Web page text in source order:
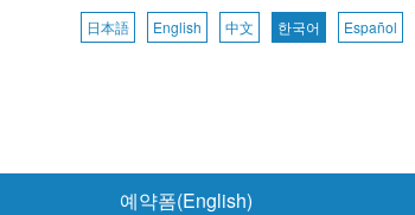
日本語 English 中文 한국어 Español
예약폼(English)